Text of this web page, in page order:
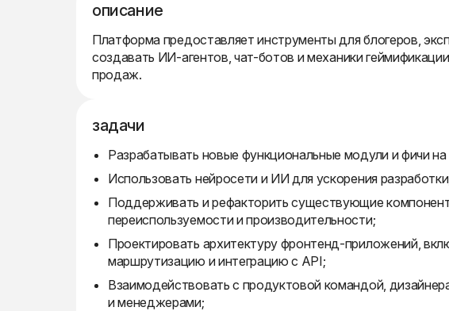
описание
Платформа предоставляет инструменты для блогеров,
создавать ИИ-агентов, чат-ботов и механики
продаж.
задачи
Разрабатывать новые функциональные модули и фичи на
Использовать нейросети и ИИ для ускорения
Поддерживать и рефакторить существующие
переиспользуемости и производительности;
Проектировать архитектуру фронтенд-приложений,
маршрутизацию и интеграцию с API;
Взаимодействовать с продуктовой командой,
и менеджерами;